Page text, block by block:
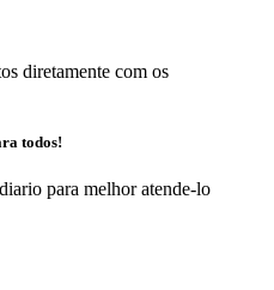
diretamente com os
todos!
para melhor atende-lo